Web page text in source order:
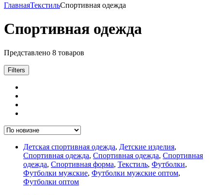
ГлавнаяТекстильСпортивная одежда
Спортивная одежда
Представлено 8 товаров
Filters
Детская спортивная одежда, Детские изделия,
Спортивная одежда, Спортивная одежда, Спортивная
одежда, Спортивная форма, Текстиль, Футболки,
Футболки мужские, Футболки мужские оптом,
Футболки оптом